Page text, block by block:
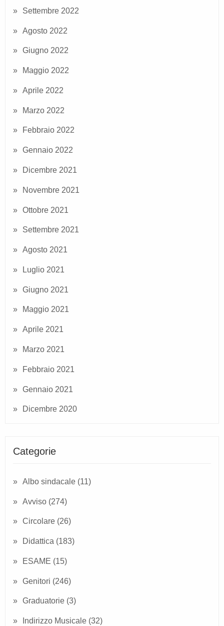
Settembre 2022
Agosto 2022
Giugno 2022
Maggio 2022
Aprile 2022
Marzo 2022
Febbraio 2022
Gennaio 2022
Dicembre 2021
Novembre 2021
Ottobre 2021
Settembre 2021
Agosto 2021
Luglio 2021
Giugno 2021
Maggio 2021
Aprile 2021
Marzo 2021
Febbraio 2021
Gennaio 2021
Dicembre 2020
Categorie
Albo sindacale (11)
Avviso (274)
Circolare (26)
Didattica (183)
ESAME (15)
Genitori (246)
Graduatorie (3)
Indirizzo Musicale (32)